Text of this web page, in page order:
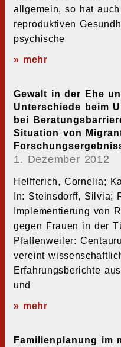
allgemein, so hat
reproduktiven
psychische
» mehr
Gewalt in der Ehe
Unterschiede beim
bei
Situation von
1. Dezember 2012
Helfferich, Cornelia;
In: Steinsdorff, Silvia;
Implementierung von
gegen Frauen in der
Pfaffenweiler:
vereint
Erfahrungsberichte
und
» mehr
Familienplanung im